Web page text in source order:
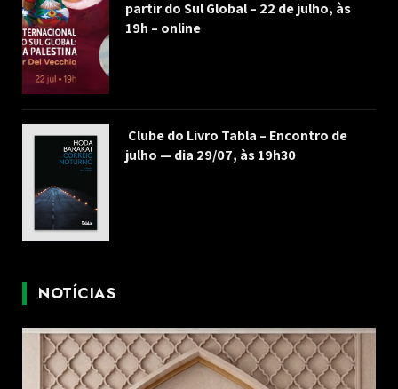
partir do Sul Global – 22 de julho, às
19h – online
Clube do Livro Tabla – Encontro de
julho — dia 29/07, às 19h30
NOTÍCIAS